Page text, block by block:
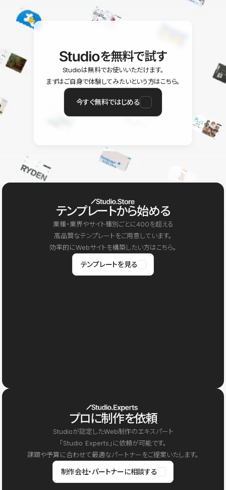
を無料で試す
Studioは無料でお使いいただけます。
まずはご自身で体験してみたいという方はこちら。
今すぐ無料ではじめる
テンプレートから始める
業種・業界やサイト種別ごとに400を超える
高品質なテンプレートをご用意しています。
効率的にWebサイトを構築したい方はこちら。
テンプレートを見る
プロに制作を依頼
Studioが認定したWeb制作のエキスパート
「Studio Experts」に依頼が可能です。
課題や予算に合わせて最適なパートナーをご提案いたします。
制作会社・パートナーに相談する